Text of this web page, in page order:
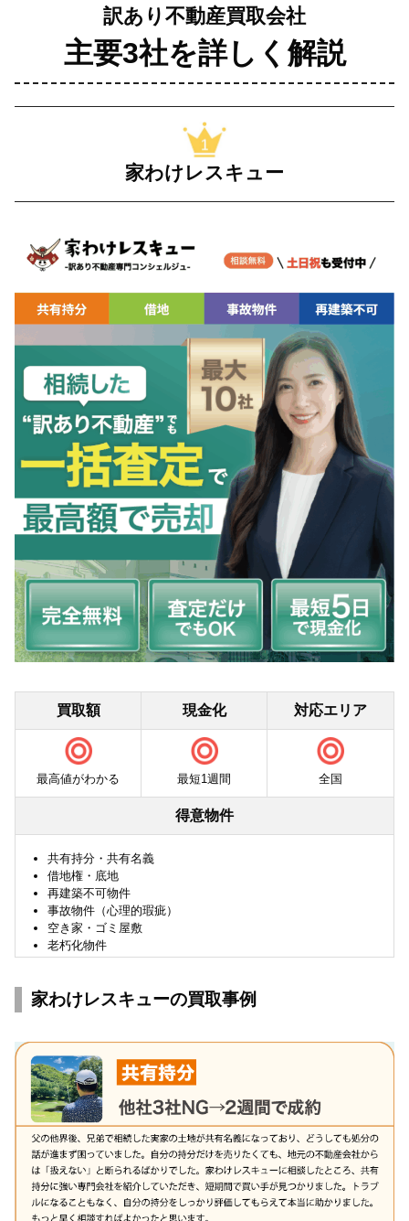
訳あり不動産買取会社
主要3社を詳しく解説
家わけレスキュー
買取額 現金化 対応エリア
最高値がわかる 最短1週間 全国
得意物件
共有持分・共有名義
借地権・底地
再建築不可物件
事故物件（心理的瑕疵）
空き家・ゴミ屋敷
老朽化物件
家わけレスキューの買取事例